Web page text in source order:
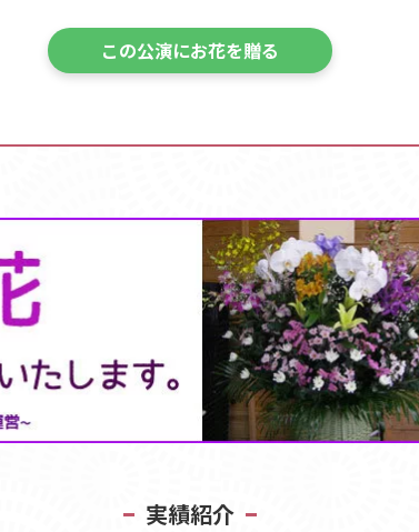
この公演にお花を贈る
実績紹介